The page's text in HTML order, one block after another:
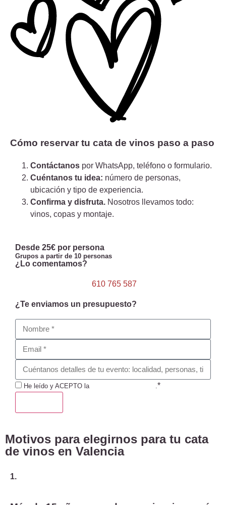
Cómo reservar tu cata de vinos paso a paso
Contáctanos por WhatsApp, teléfono o formulario.
Cuéntanos tu idea: número de personas,
ubicación y tipo de experiencia.
Confirma y disfruta. Nosotros llevamos todo:
vinos, copas y montaje.
Desde 25€ por persona
Grupos a partir de 10 personas
¿Lo comentamos?
610 765 587
¿Te enviamos un presupuesto?
He leído y ACEPTO la .*
Motivos para elegirnos para tu cata
de vinos en Valencia
1.